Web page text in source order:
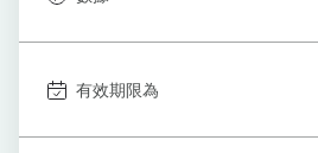
有效期限為